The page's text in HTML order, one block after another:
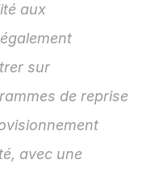
aux
sur
de reprise
avec une